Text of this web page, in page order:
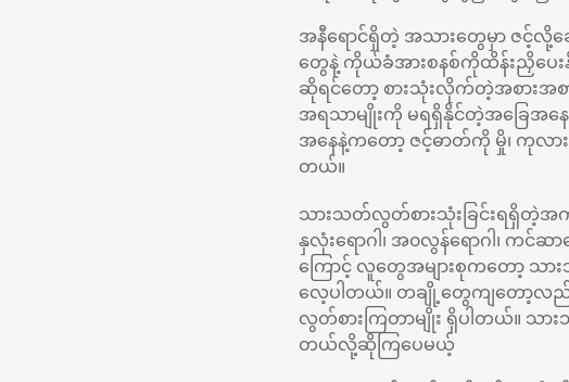
အနီရောင်ရှိတဲ့ အသားတွေမှာ ဇင့်လို့ခ
တွေနဲ့ ကိုယ်ခံအားစနစ်ကိုထိန်းညှိပေ
ဆိုရင်တော့ စားသုံးလိုက်တဲ့အစားအစာ
အရသာမျိုးကို မရရှိနိုင်တဲ့အခြေအ
အနေနဲ့ကတော့ ဇင့်ဓာတ်ကို မှို၊ ကုလာ
တယ်။
သားသတ်လွတ်စားသုံးခြင်းရရှိတဲ့အက
နှလုံးရောဂါ၊ အ၀လွန်ရောဂါ၊ ကင်ဆာ
ကြောင့် လူတွေအများစုကတော့ သ
လေ့ပါတယ်။ တချို့တွေကျတော့လ
လွတ်စားကြတာမျိုး ရှိပါတယ်။ သား
တယ်လို့ဆိုကြပေမယ့်